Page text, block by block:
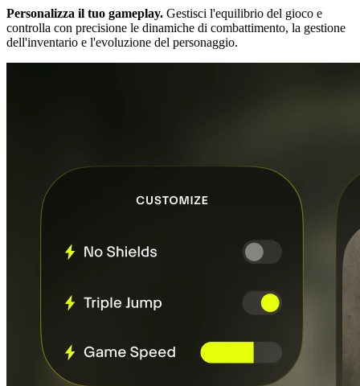
Personalizza il tuo gameplay. Gestisci l'equilibrio del gioco e
controlla con precisione le dinamiche di combattimento, la gestione
dell'inventario e l'evoluzione del personaggio.